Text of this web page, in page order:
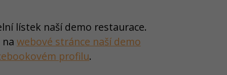
lístek naší demo restaurace.
webové stránce naší demo
profilu.